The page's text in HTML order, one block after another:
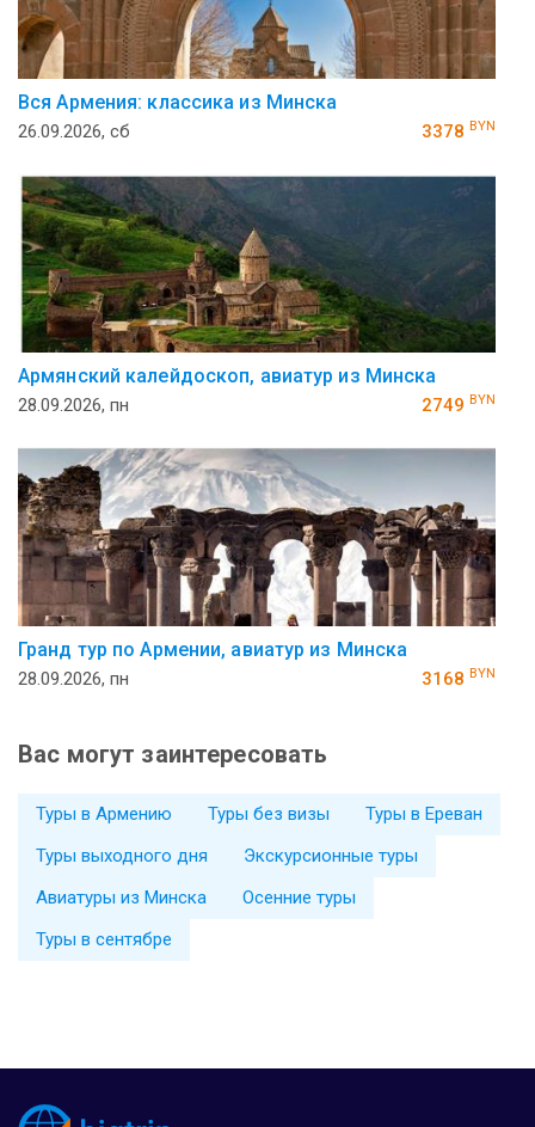
Вся Армения: классика из Минска
26.09.2026, сб 3378 BYN
Армянский калейдоскоп, авиатур из Минска
28.09.2026, пн 2749 BYN
Гранд тур по Армении, авиатур из Минска
28.09.2026, пн 3168 BYN
Вас могут заинтересовать
Туры в Армению Туры без визы
Туры в Ереван
Туры выходного дня
Экскурсионные туры
Авиатуры из Минска
Осенние туры
Туры в сентябре